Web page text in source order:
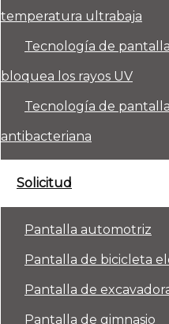
temperatura ultrabaja
Tecnología de
bloquea los rayos UV
Tecnología de
antibacteriana
Solicitud
Pantalla automotriz
Pantalla de bicicleta
Pantalla de
Pantalla de gimnasio